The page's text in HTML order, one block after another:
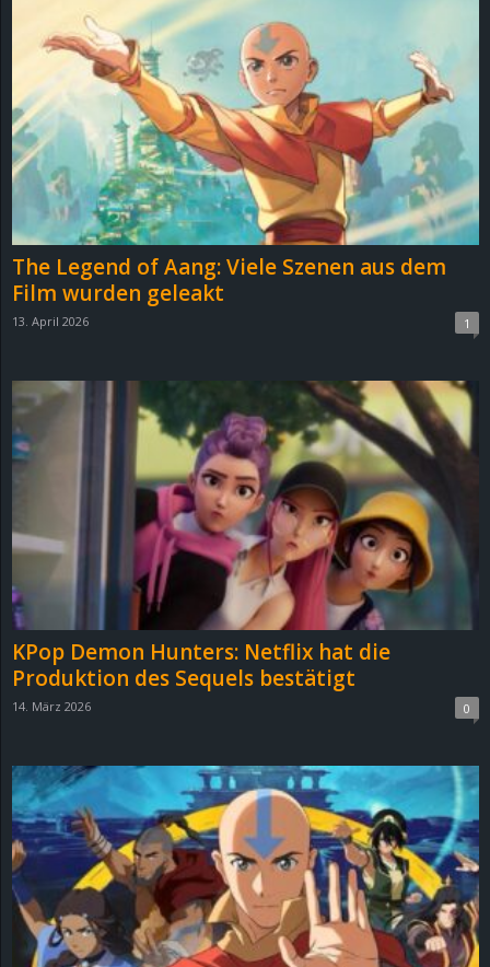
The Legend of Aang: Viele Szenen aus dem
Film wurden geleakt
13. April 2026 1
KPop Demon Hunters: Netflix hat die
Produktion des Sequels bestätigt
14. März 2026 0